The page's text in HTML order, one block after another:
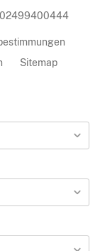
02499400444
Sitemap